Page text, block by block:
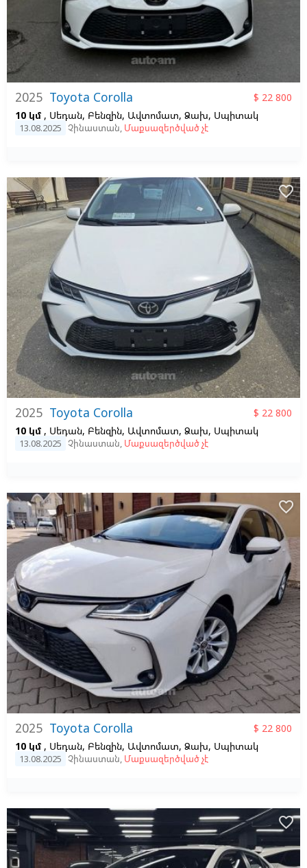
2025 Toyota Corolla
$ 22 800
10 կմ , Սեդան, Բենզին, Ավտոմատ, Ձախ, Սպիտակ
13.08.2025 Չինաստան, Մաքսազերծված չէ
2025 Toyota Corolla
$ 22 800
10 կմ , Սեդան, Բենզին, Ավտոմատ, Ձախ, Սպիտակ
13.08.2025 Չինաստան, Մաքսազերծված չէ
favorite_border
2025 Toyota Corolla
$ 22 800
10 կմ , Սեդան, Բենզին, Ավտոմատ, Ձախ, Սպիտակ
13.08.2025 Չինաստան, Մաքսազերծված չէ
favorite_border
favorite_border